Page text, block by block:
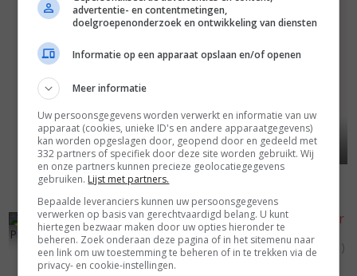
Moment of Truth: Into the
4,7
Profile for Murder (1996) 3,6
Lady Chatterley's Lover (1981)
advertentie- en contentmetingen,
doelgroepenonderzoek en ontwikkeling van diensten
Informatie op een apparaat opslaan en/of openen
Meer informatie
Uw persoonsgegevens worden verwerkt en informatie van uw
apparaat (cookies, unieke ID's en andere apparaatgegevens)
kan worden opgeslagen door, geopend door en gedeeld met
332 partners of specifiek door deze site worden gebruikt. Wij
en onze partners kunnen precieze geolocatiegegevens
gebruiken. Lijst met partners.
Bepaalde leveranciers kunnen uw persoonsgegevens
verwerken op basis van gerechtvaardigd belang. U kunt
hiertegen bezwaar maken door uw opties hieronder te
beheren. Zoek onderaan deze pagina of in het sitemenu naar
een link om uw toestemming te beheren of in te trekken via de
privacy- en cookie-instellingen.